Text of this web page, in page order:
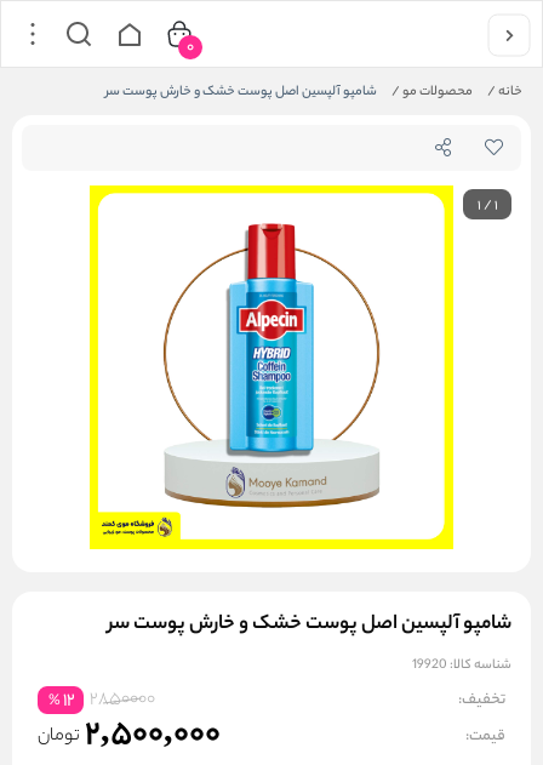
خانه/ محصولات مو/ شامپو آلپسین اصل پوست خشک و خارش پوست سر
0
1/1
شامپو آلپسین اصل پوست خشک و خارش پوست سر
شناسه کالا: 19920
تخفیف: 2850000
12
%
قیمت: 2,500,000 تومان